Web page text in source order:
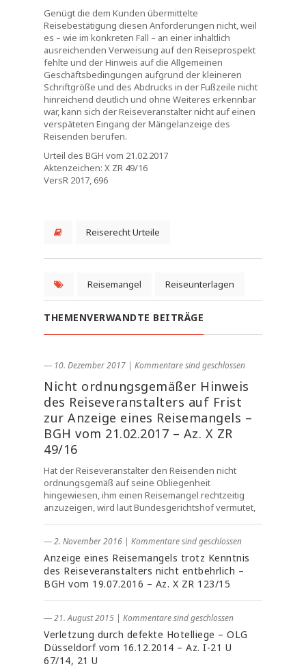
Genügt die dem Kunden übermittelte
Reisebestätigung diesen Anforderungen nicht, weil
es – wie im konkreten Fall – an einer inhaltlich
ausreichenden Verweisung auf den Reiseprospekt
fehlte und der Hinweis auf die Allgemeinen
Geschäftsbedingungen aufgrund der kleineren
Schriftgröße und des Abdrucks in der Fußzeile nicht
hinreichend deutlich und ohne Weiteres erkennbar
war, kann sich der Reiseveranstalter nicht auf einen
verspäteten Eingang der Mängelanzeige des
Reisenden berufen.
Urteil des BGH vom 21.02.2017
Aktenzeichen: X ZR 49/16
VersR 2017, 696
Reiserecht Urteile
Reisemangel Reiseunterlagen
THEMENVERWANDTE BEITRÄGE
― 10. Dezember 2017 | Kommentare sind geschlossen
Nicht ordnungsgemäßer Hinweis
des Reiseveranstalters auf Frist
zur Anzeige eines Reisemangels –
BGH vom 21.02.2017 – Az. X ZR
49/16
Hat der Reiseveranstalter den Reisenden nicht
ordnungsgemäß auf seine Obliegenheit
hingewiesen, ihm einen Reisemangel rechtzeitig
anzuzeigen, wird laut Bundesgerichtshof vermutet,
― 2. November 2016 | Kommentare sind geschlossen
Anzeige eines Reisemangels trotz Kenntnis
des Reiseveranstalters nicht entbehrlich –
BGH vom 19.07.2016 – Az. X ZR 123/15
― 21. August 2015 | Kommentare sind geschlossen
Verletzung durch defekte Hotelliege – OLG
Düsseldorf vom 16.12.2014 – Az. I-21 U
67/14, 21 U